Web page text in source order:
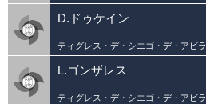
D.ドゥケイン
ティグレス・デ・シエゴ・デ・アビラ
L.ゴンザレス
ティグレス・デ・シエゴ・デ・アビラ